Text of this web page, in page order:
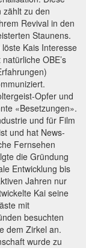
zählt zu den
Revival in den
Staunens.
Kais Interesse
OBE’s
Opfer und
«Besetzungen».
und für Film
und hat News-
Fernsehen
die Gründung
Entwicklung bis
Jahren nur
Kai seine
mit
besuchten
dem Zirkel an.
wurde zu